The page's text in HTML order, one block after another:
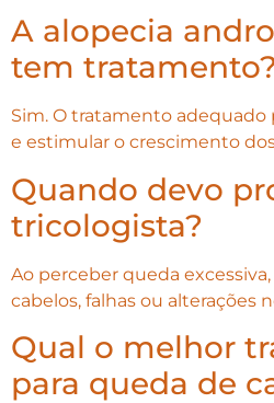
A alopecia
tem tratamento?
Sim. O tratamento
e estimular o crescimento
Quando devo
tricologista?
Ao perceber queda
cabelos, falhas ou alterações
Qual o melhor
para queda de